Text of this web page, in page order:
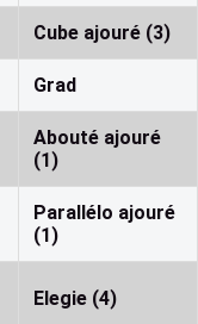
Cube ajouré (3)
Grad
Abouté ajouré
(1)
Parallélo ajouré
(1)
Elegie (4)